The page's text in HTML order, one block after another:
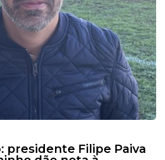
presidente Filipe Paiva